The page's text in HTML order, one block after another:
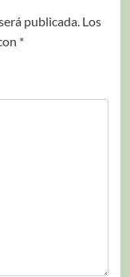
publicada. Los
*